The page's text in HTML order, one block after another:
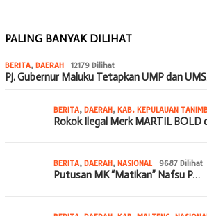
PALING BANYAK DILIHAT
BERITA, DAERAH 12179 Dilihat
Pj. Gubernur Maluku Tetapkan UMP dan
BERITA, DAERAH, KAB. KEPULAUAN
Rokok Ilegal Merk MARTIL BOLD
BERITA, DAERAH, NASIONAL 9687 Dilihat
Putusan MK “Matikan” Nafsu P…